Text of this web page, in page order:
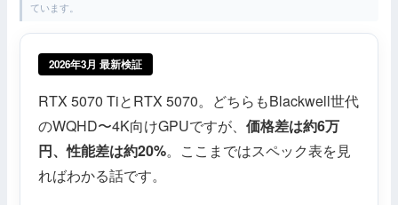
ています。
2026年3月 最新検証
RTX 5070 TiとRTX 5070。どちらもBlackwell世代
のWQHD〜4K向けGPUですが、価格差は約6万
円、性能差は約20%。ここまではスペック表を見
ればわかる話です。